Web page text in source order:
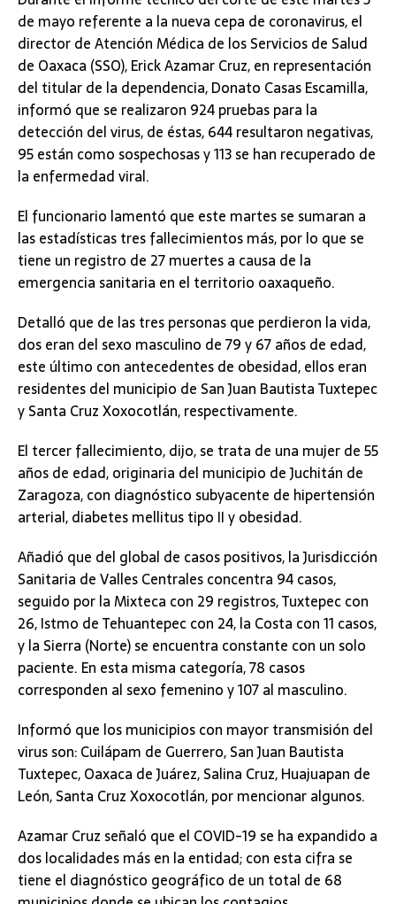
de mayo referente a la nueva cepa de coronavirus, el
director de Atención Médica de los Servicios de Salud
de Oaxaca (SSO), Erick Azamar Cruz, en representación
del titular de la dependencia, Donato Casas Escamilla,
informó que se realizaron 924 pruebas para la
detección del virus, de éstas, 644 resultaron negativas,
95 están como sospechosas y 113 se han recuperado de
la enfermedad viral.
El funcionario lamentó que este martes se sumaran a
las estadísticas tres fallecimientos más, por lo que se
tiene un registro de 27 muertes a causa de la
emergencia sanitaria en el territorio oaxaqueño.
Detalló que de las tres personas que perdieron la vida,
dos eran del sexo masculino de 79 y 67 años de edad,
este último con antecedentes de obesidad, ellos eran
residentes del municipio de San Juan Bautista Tuxtepec
y Santa Cruz Xoxocotlán, respectivamente.
El tercer fallecimiento, dijo, se trata de una mujer de 55
años de edad, originaria del municipio de Juchitán de
Zaragoza, con diagnóstico subyacente de hipertensión
arterial, diabetes mellitus tipo II y obesidad.
Añadió que del global de casos positivos, la Jurisdicción
Sanitaria de Valles Centrales concentra 94 casos,
seguido por la Mixteca con 29 registros, Tuxtepec con
26, Istmo de Tehuantepec con 24, la Costa con 11 casos,
y la Sierra (Norte) se encuentra constante con un solo
paciente. En esta misma categoría, 78 casos
corresponden al sexo femenino y 107 al masculino.
Informó que los municipios con mayor transmisión del
virus son: Cuilápam de Guerrero, San Juan Bautista
Tuxtepec, Oaxaca de Juárez, Salina Cruz, Huajuapan de
León, Santa Cruz Xoxocotlán, por mencionar algunos.
Azamar Cruz señaló que el COVID-19 se ha expandido a
dos localidades más en la entidad; con esta cifra se
tiene el diagnóstico geográfico de un total de 68